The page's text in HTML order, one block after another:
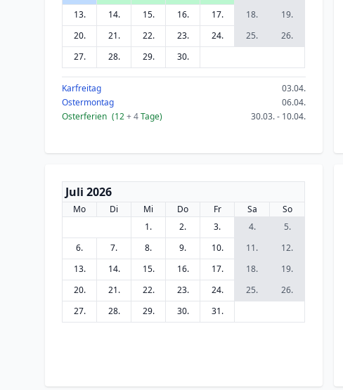
13.
14. 15. 16. 17. 18.
19.
20.
21. 22. 23. 24. 25.
26.
27.
28. 29. 30.
Karfreitag
03.04.
Ostermontag
06.04.
Osterferien (12+ 4Tage) 30.03. - 10.04.
Juli 2026
Mo Di Mi Do Fr Sa
So
1.
2. 3. 4.
5.
6.
7. 8. 9. 10. 11.
12.
13.
14. 15. 16. 17. 18.
19.
20.
21. 22. 23. 24. 25.
26.
27.
28. 29. 30. 31.